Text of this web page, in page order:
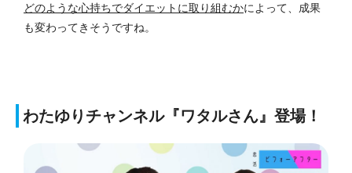
どのような心持ちでダイエットに取り組むかによって、成果
も変わってきそうですね。
わたゆりチャンネル『ワタルさん』登場！